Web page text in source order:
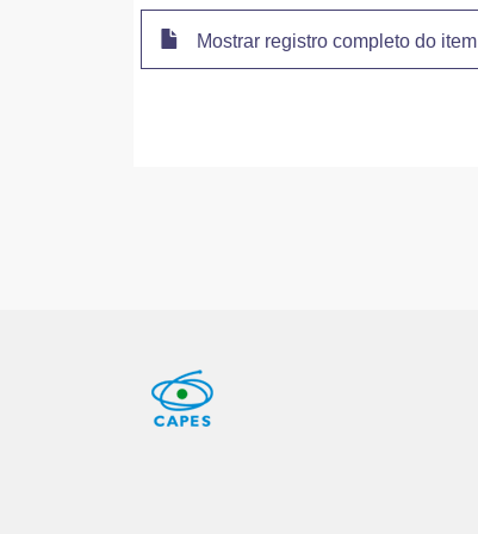
Mostrar registro completo do item